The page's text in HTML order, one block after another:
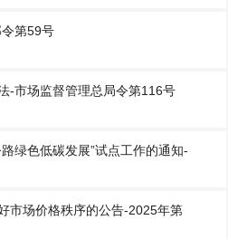
第59号
-市场监督管理总局令第116号
绿色低碳发展”试点工作的通知-
市场价格秩序的公告-2025年第